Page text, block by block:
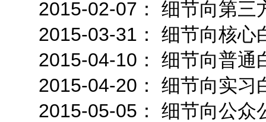
2015-02-07： 细节向第三
2015-03-31： 细节向核心
2015-04-10： 细节向普通
2015-04-20： 细节向实习
2015-05-05： 细节向公众